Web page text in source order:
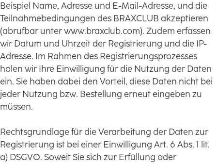
Beispiel Name, Adresse und E-Mail-Adresse, und die
Teilnahmebedingungen des BRAXCLUB akzeptieren
(abrufbar unter www.braxclub.com). Zudem erfassen
wir Datum und Uhrzeit der Registrierung und die IP-
Adresse. Im Rahmen des Registrierungsprozesses
holen wir Ihre Einwilligung für die Nutzung der Daten
ein. Sie haben dabei den Vorteil, diese Daten nicht bei
jeder Nutzung bzw. Bestellung erneut eingeben zu
müssen.
Rechtsgrundlage für die Verarbeitung der Daten zur
Registrierung ist bei einer Einwilligung Art. 6 Abs. 1 lit.
a) DSGVO. Soweit Sie sich zur Erfüllung oder